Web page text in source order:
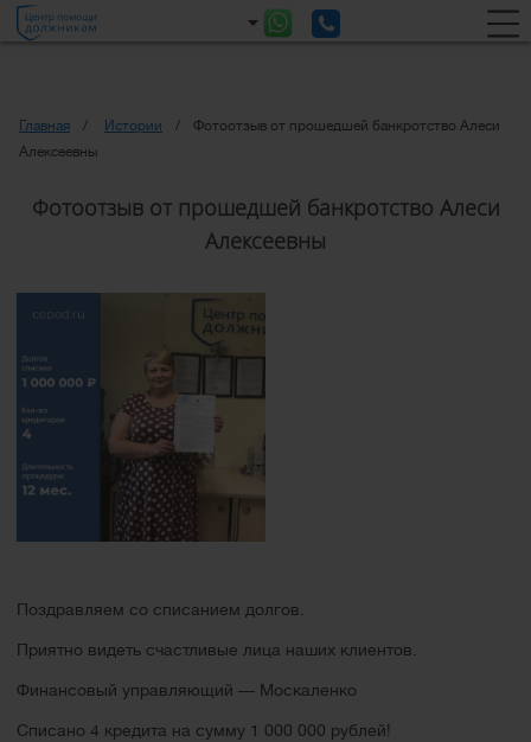
Главная Истории
Фотоотзыв от прошедшей банкротство Алеси
Алексеевны
Фотоотзыв от прошедшей банкротство Алеси
Алексеевны
Поздравляем со списанием долгов.
Приятно видеть счастливые лица наших клиентов.
Финансовый управляющий — Москаленко
Списано 4 кредита на сумму 1 000 000 рублей!